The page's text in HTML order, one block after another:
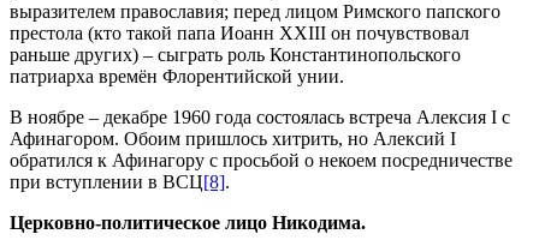
выразителем православия; перед лицом Римского папского
престола (кто такой папа Иоанн XXIII он почувствовал
раньше других) – сыграть роль Константинопольского
патриарха времён Флорентийской унии.
В ноябре – декабре 1960 года состоялась встреча Алексия I с
Афинагором. Обоим пришлось хитрить, но Алексий I
обратился к Афинагору с просьбой о некоем посредничестве
при вступлении в ВСЦ[8].
Церковно-политическое лицо Никодима.